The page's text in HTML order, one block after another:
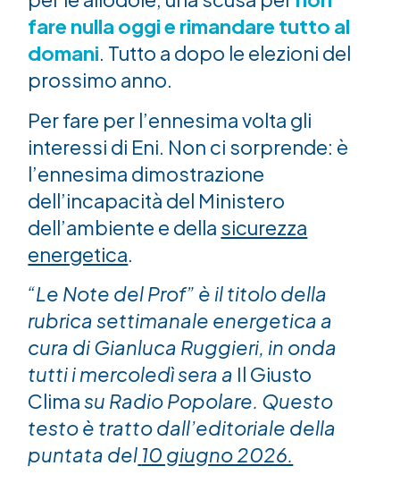
fare nulla oggi e rimandare tutto al
domani. Tutto a dopo le elezioni del
prossimo anno.
Per fare per l’ennesima volta gli
interessi di Eni. Non ci sorprende: è
l’ennesima dimostrazione
dell’incapacità del Ministero
dell’ambiente e della sicurezza
energetica.
“Le Note del Prof” è il titolo della
rubrica settimanale energetica a
cura di Gianluca Ruggieri, in onda
tutti i mercoledì sera a Il Giusto
Climasu Radio Popolare. Questo
testo è tratto dall’editoriale della
puntata del 10 giugno 2026.